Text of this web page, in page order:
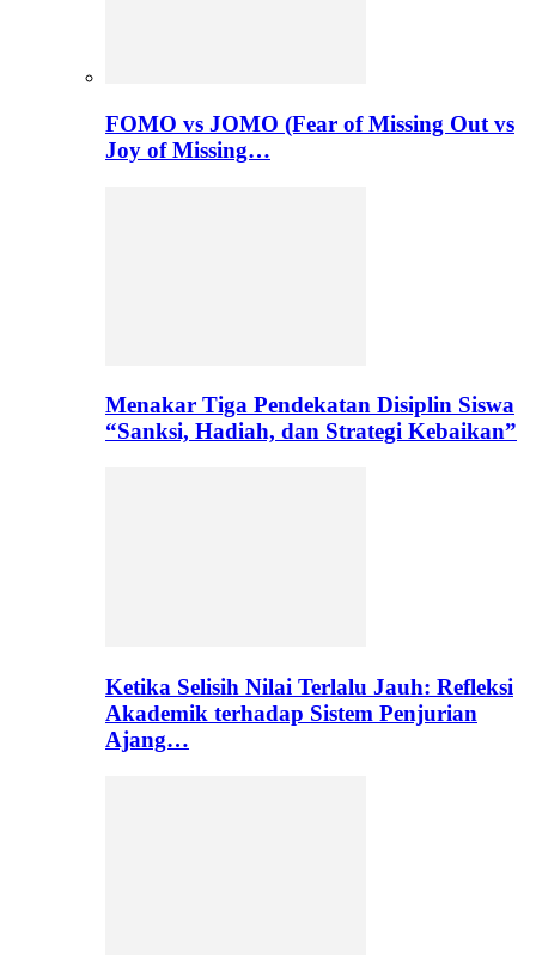
FOMO vs JOMO (Fear of Missing Out vs
Joy of Missing…
Menakar Tiga Pendekatan Disiplin Siswa
“Sanksi, Hadiah, dan Strategi Kebaikan”
Ketika Selisih Nilai Terlalu Jauh: Refleksi
Akademik terhadap Sistem Penjurian
Ajang…